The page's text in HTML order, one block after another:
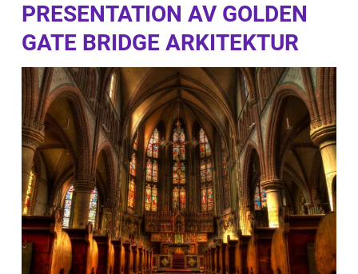
PRESENTATION AV GOLDEN
GATE BRIDGE ARKITEKTUR